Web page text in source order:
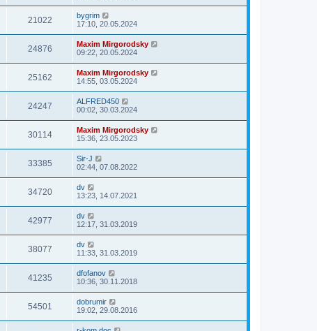
21022
bygrim
17:10, 20.05.2024
24876
Maxim Mirgorodsky
09:22, 20.05.2024
25162
Maxim Mirgorodsky
14:55, 03.05.2024
24247
ALFRED450
00:02, 30.03.2024
30114
Maxim Mirgorodsky
15:36, 23.05.2023
33385
Sir-J
02:44, 07.08.2022
34720
dv
13:23, 14.07.2021
42977
dv
12:17, 31.03.2019
38077
dv
11:33, 31.03.2019
41235
dfofanov
10:36, 30.11.2018
54501
dobrumir
19:02, 29.08.2016